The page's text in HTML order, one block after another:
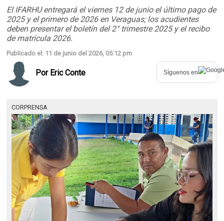
El IFARHU entregará el viernes 12 de junio el último pago de
2025 y el primero de 2026 en Veraguas; los acudientes
deben presentar el boletín del 2° trimestre 2025 y el recibo
de matrícula 2026.
Publicado el: 11 de junio del 2026, 05:12 pm
Por Eric Conte Síguenos en
CORPRENSA